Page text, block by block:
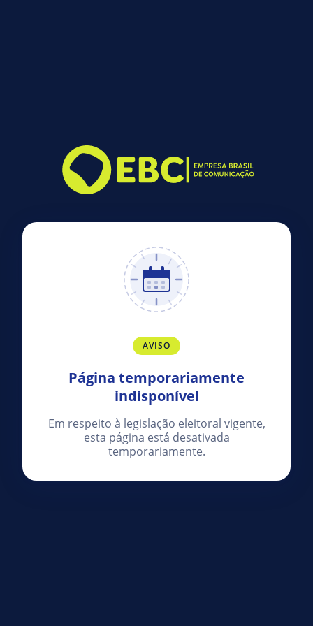
AVISO
Página temporariamente
indisponível
Em respeito à legislação eleitoral vigente,
esta página está desativada
temporariamente.